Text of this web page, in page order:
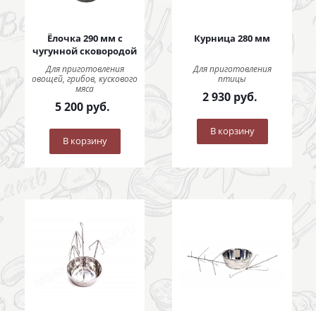
Ёлочка 290 мм с
чугунной сковородой
Для приготовления
овощей, грибов, кускового
мяса
5 200руб.
В корзину
Курница 280 мм
Для приготовления
птицы
2 930руб.
В корзину